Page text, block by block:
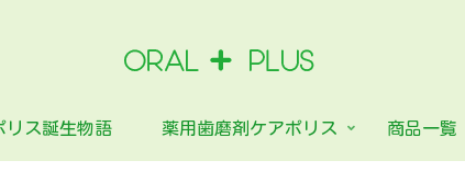
リス誕生物語 薬用歯磨剤ケアポリス 商品一覧